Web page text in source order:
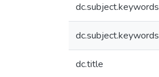
dc.subject.keywords
dc.subject.keywords
dc.title